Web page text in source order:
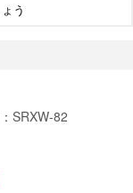
う
SRXW-82